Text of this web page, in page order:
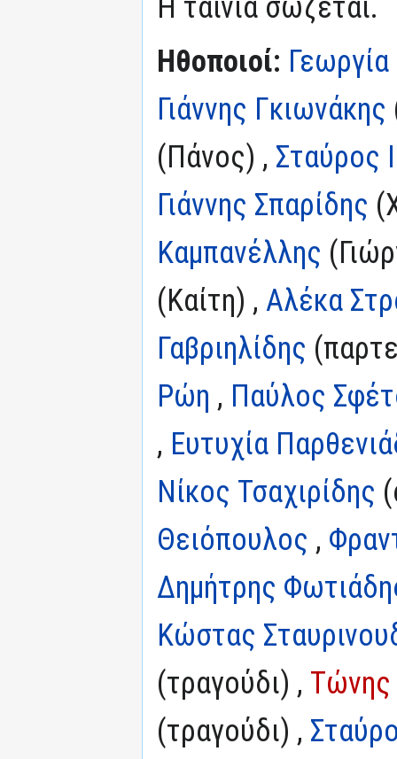
Ηθοποιοί:
Γιάννης Γκιωνάκης
(Πάνος) , Σταύρος
Γιάννης Σπαρίδης
Καμπανέλλης
(Καίτη) , Αλέκα
Γαβριηλίδης
Ρώη , Παύλος
, Ευτυχία
Νίκος Τσαχιρίδης
Θειόπουλος ,
Δημήτρης
Κώστας
(τραγούδι) ,
(τραγούδι) ,